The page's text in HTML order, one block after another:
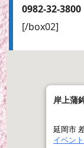
0982-32-3800
[/box02]
岸上蒲
延岡市
イベント